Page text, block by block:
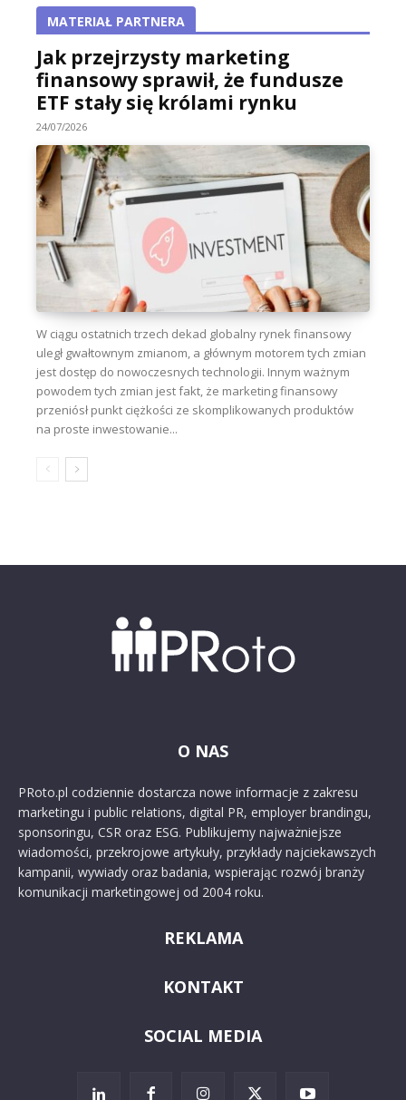
MATERIAŁ PARTNERA
Jak przejrzysty marketing
finansowy sprawił, że fundusze
ETF stały się królami rynku
24/07/2026
W ciągu ostatnich trzech dekad globalny rynek finansowy
uległ gwałtownym zmianom, a głównym motorem tych zmian
jest dostęp do nowoczesnych technologii. Innym ważnym
powodem tych zmian jest fakt, że marketing finansowy
przeniósł punkt ciężkości ze skomplikowanych produktów
na proste inwestowanie...
O NAS
PRoto.pl codziennie dostarcza nowe informacje z zakresu
marketingu i public relations, digital PR, employer brandingu,
sponsoringu, CSR oraz ESG. Publikujemy najważniejsze
wiadomości, przekrojowe artykuły, przykłady najciekawszych
kampanii, wywiady oraz badania, wspierając rozwój branży
komunikacji marketingowej od 2004 roku.
REKLAMA
KONTAKT
SOCIAL MEDIA